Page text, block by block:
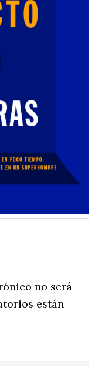
no será
están